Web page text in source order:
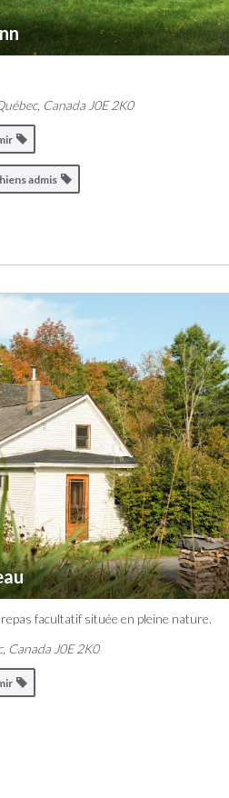
Canada J0E 2K0
admis
facultatif située en pleine nature.
Canada J0E 2K0